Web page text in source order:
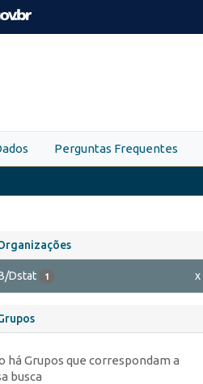
Perguntas Frequentes
Dstat 1 x
há Grupos que correspondam a
busca